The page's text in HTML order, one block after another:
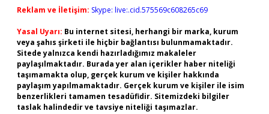
Reklam ve İletişim: Skype: live:.cid.575569c608265c69
Yasal Uyarı: Bu internet sitesi, herhangi bir marka, kurum
veya şahıs şirketi ile hiçbir bağlantısı bulunmamaktadır.
Sitede yalnızca kendi hazırladığımız makaleler
paylaşılmaktadır. Burada yer alan içerikler haber niteliği
taşımamakta olup, gerçek kurum ve kişiler hakkında
paylaşım yapılmamaktadır. Gerçek kurum ve kişiler ile isim
benzerlikleri tamamen tesadüfidir. Sitemizdeki bilgiler
taslak halindedir ve tavsiye niteliği taşımazlar.